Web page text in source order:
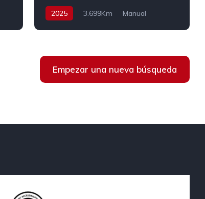
2025 3.699Km
Manual
Empezar una nueva búsqueda